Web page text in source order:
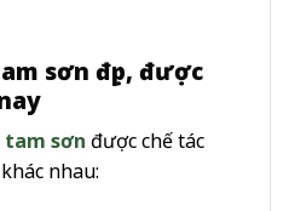
sơn đẹp, được
tam sơn được chế tác
nhau: